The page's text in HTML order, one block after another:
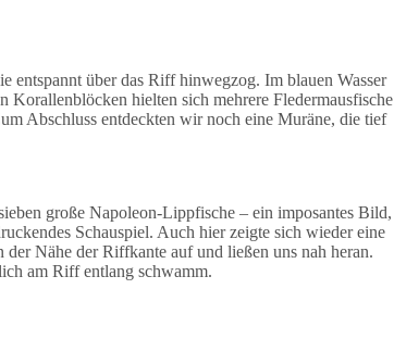
entspannt über das Riff hinwegzog. Im blauen Wasser
hielten sich mehrere Fledermausfische
Abschluss entdeckten wir noch eine Muräne, die tief
große Napoleon-Lippfische – ein imposantes Bild,
Schauspiel. Auch hier zeigte sich wieder eine
Nähe der Riffkante auf und ließen uns nah heran.
am Riff entlang schwamm.